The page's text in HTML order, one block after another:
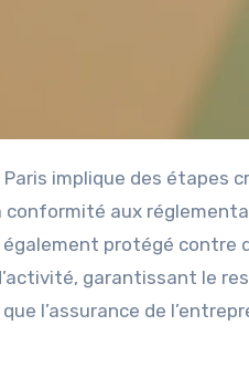
conformité aux
protégé contre
garantissant le
l’assurance de